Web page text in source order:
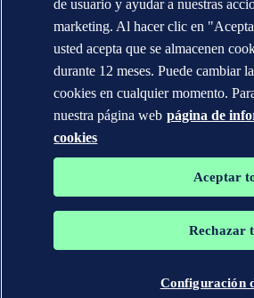
de usuario y ayudar a nuestras
marketing. Al hacer clic en
usted acepta que se almacenen
durante 12 meses. Puede cambiar
cookies en cualquier momento.
nuestra página web página de
cookies
Aceptar
Rechazar
Configuración